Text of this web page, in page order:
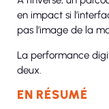
en impact si
pas l’image de la
La performance
deux.
EN RÉSUMÉ